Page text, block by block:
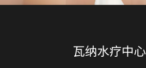
瓦纳水疗中心